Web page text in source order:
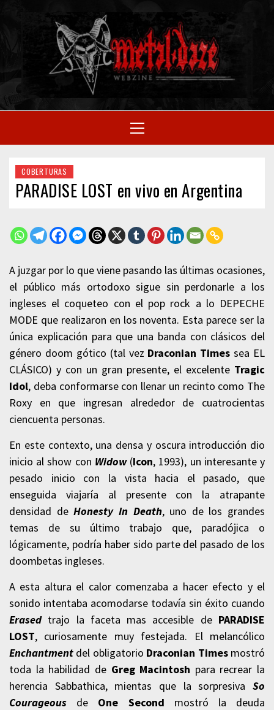
SITIO OFICIAL
Menu
COBERTURAS
PARADISE LOST en vivo en Argentina
A juzgar por lo que viene pasando las últimas ocasiones,
el público más ortodoxo sigue sin perdonarle a los
ingleses el coqueteo con el pop rock a lo DEPECHE
MODE que realizaron en los noventa. Esta parece ser la
única explicación para que una banda con clásicos del
género doom gótico (tal vez Draconian Times sea EL
CLÁSICO) y con un gran presente, el excelente Tragic
Idol, deba conformarse con llenar un recinto como The
Roxy en que ingresan alrededor de cuatrocientas
ciencuenta personas.
En este contexto, una densa y oscura introducción dio
inicio al show con Widow(Icon, 1993), un interesante y
pesado inicio con la vista hacia el pasado, que
enseguida viajaría al presente con la atrapante
densidad deHonesty In Death, uno de los grandes
temas de su último trabajo que, paradójica o
lógicamente, podría haber sido parte del pasado de los
doombetas ingleses.
A esta altura el calor comenzaba a hacer efecto y el
sonido intentaba acomodarse todavía sin éxito cuando
Erased trajo la faceta mas accesible de PARADISE
LOST, curiosamente muy festejada. El melancólico
Enchantment del obligatorio Draconian Timesmostró
toda la habilidad de Greg Macintosh para recrear la
herencia Sabbathica, mientas que la sorpresiva So
Courageous de One Second mostró la deuda